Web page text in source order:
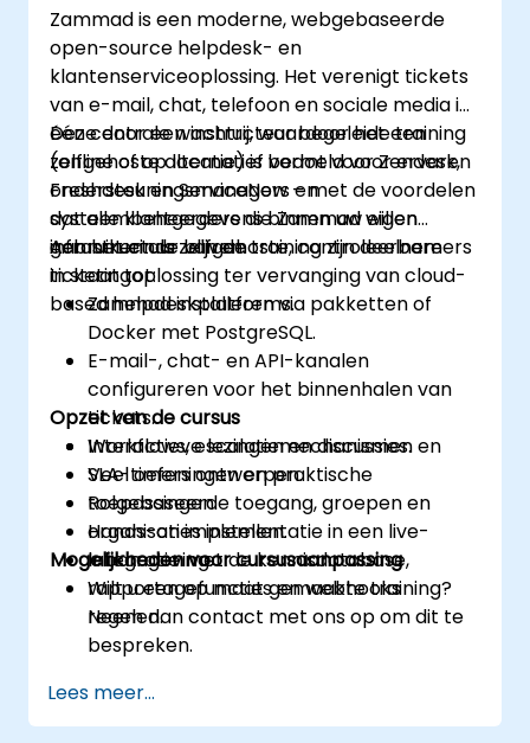
Zammad is een moderne, webgebaseerde
open-source helpdesk- en
klantenserviceoplossing. Het verenigt tickets
van e-mail, chat, telefoon en sociale media in
één centrale wachtrij, waardoor het een
zelfgehoste alternatief vormt voor Zendesk,
Freshdesk en ServiceNow – met de voordelen
dat alle klantgegevens binnen uw eigen
infrastructuur blijven.
Deze door een instructeur begeleide training
(online of op locatie) is bedoeld voor ervaren
ondersteuningsmanagers en
systeembeheerders die Zammad willen
gebruiken als zelfgehoste, controleerbare
ticketingoplossing ter vervanging van cloud-
based helpdeskplatforms.
Aan het einde van de training zijn deelnemers
in staat tot:
Zammad installeren via pakketten of
Docker met PostgreSQL.
E-mail-, chat- en API-kanalen
configureren voor het binnenhalen van
tickets.
Workflows, escalatiemechanismen en
SLA-timers ontwerpen.
Rolgebaseerde toegang, groepen en
organisaties instellen.
Integratie met de kennisdatabase,
rapportagefuncties en webhooks
regelen.
Opzet van de cursus
Interactieve lezingen en discussies.
Veel oefeningen en praktische
toepassingen.
Hands-on implementatie in een live-
labomgeving.
Mogelijkheden voor cursusaanpassing
Wilt u een op maat gemaakte training?
Neem dan contact met ons op om dit te
bespreken.
Lees meer...